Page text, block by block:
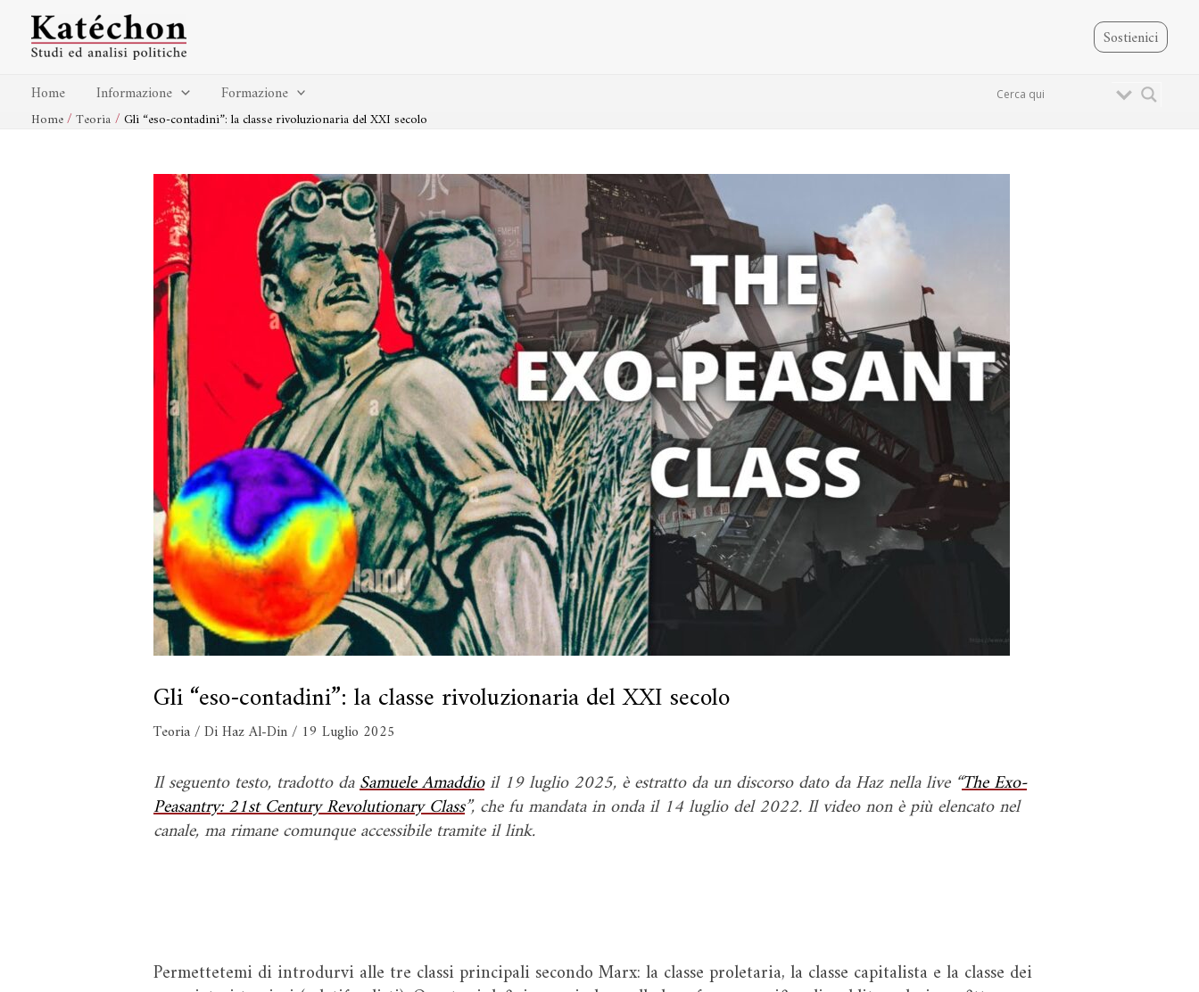
contenuto
Sostienici
Home Informazione Formazione
Home Teoria Gli “eso-contadini”: la classe rivoluzionaria del XXI secolo
Gli “eso-contadini”: la classe rivoluzionaria del XXI secolo
Teoria/ DiHaz Al-Din/ 19 Luglio 2025
Il seguento testo, tradotto daSamuele Amaddioil 19 luglio 2025, è estratto da un discorso dato da Haz nella live “The Exo-
Peasantry: 21st Century Revolutionary Class”, che fu mandata in onda il 14 luglio del 2022. Il video non è più elencato nel
canale, ma rimane comunque accessibile tramite il link.
Permettetemi di introdurvi alle tre classi principali secondo Marx: la classe proletaria, la classe capitalista e la classe dei
articoli